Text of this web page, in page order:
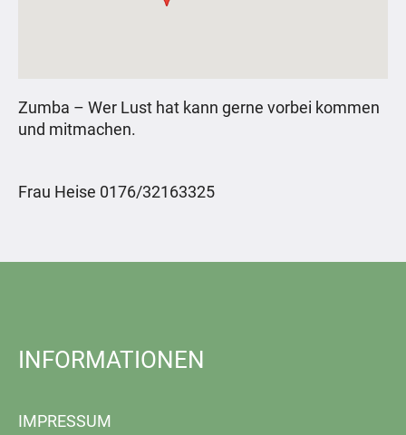
Zumba – Wer Lust hat kann gerne vorbei kommen
und mitmachen.
Frau Heise 0176/32163325
INFORMATIONEN
IMPRESSUM